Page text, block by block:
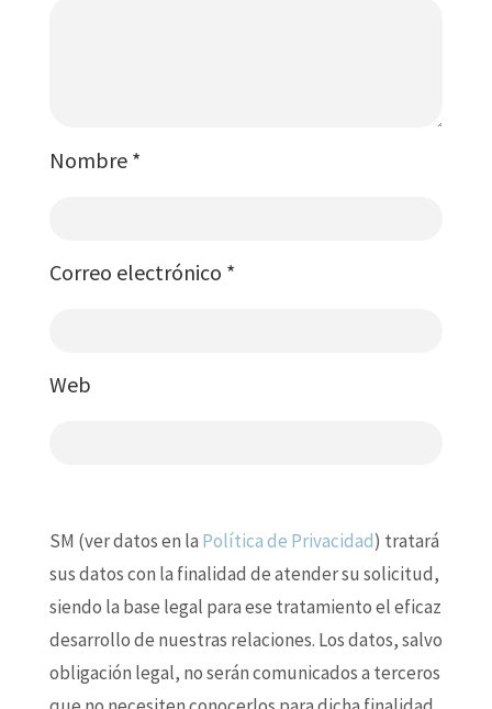
Nombre *
Correo electrónico *
Web
SM (ver datos en la Política de Privacidad) tratará
sus datos con la finalidad de atender su solicitud,
siendo la base legal para ese tratamiento el eficaz
desarrollo de nuestras relaciones. Los datos, salvo
obligación legal, no serán comunicados a terceros